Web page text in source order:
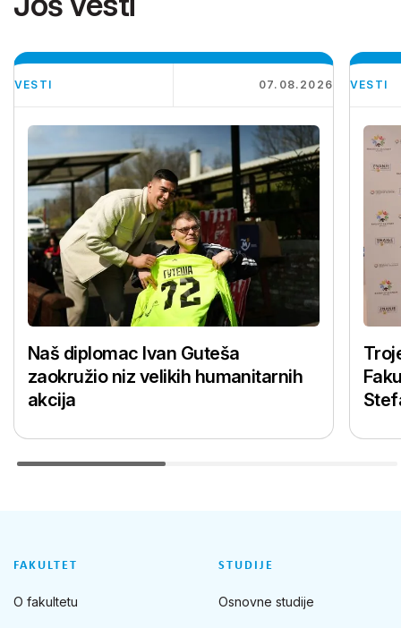
VESTI 07.08.2026
Naš diplomac Ivan Guteša
zaokružio niz velikih humanitarnih
akcija
VESTI
FAKULTET
O fakultetu
STUDIJE
Osnovne studije